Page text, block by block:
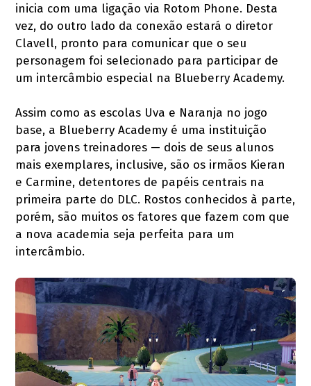
inicia com uma ligação via Rotom Phone. Desta
vez, do outro lado da conexão estará o diretor
Clavell, pronto para comunicar que o seu
personagem foi selecionado para participar de
um intercâmbio especial na Blueberry Academy.
Assim como as escolas Uva e Naranja no jogo
base, a Blueberry Academy é uma instituição
para jovens treinadores — dois de seus alunos
mais exemplares, inclusive, são os irmãos Kieran
e Carmine, detentores de papéis centrais na
primeira parte do DLC. Rostos conhecidos à parte,
porém, são muitos os fatores que fazem com que
a nova academia seja perfeita para um
intercâmbio.